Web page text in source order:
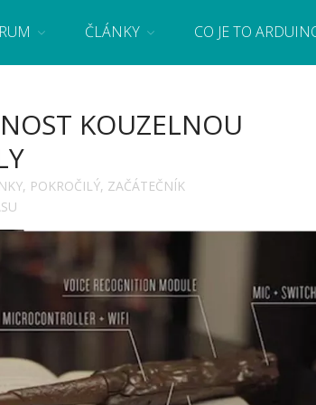
se základy programování a elektroniky zábavnou formou!
ČLÁNKY CO JE TO
KOUZELNOU
, POKROČILÝ, ZAČÁTEČNÍK